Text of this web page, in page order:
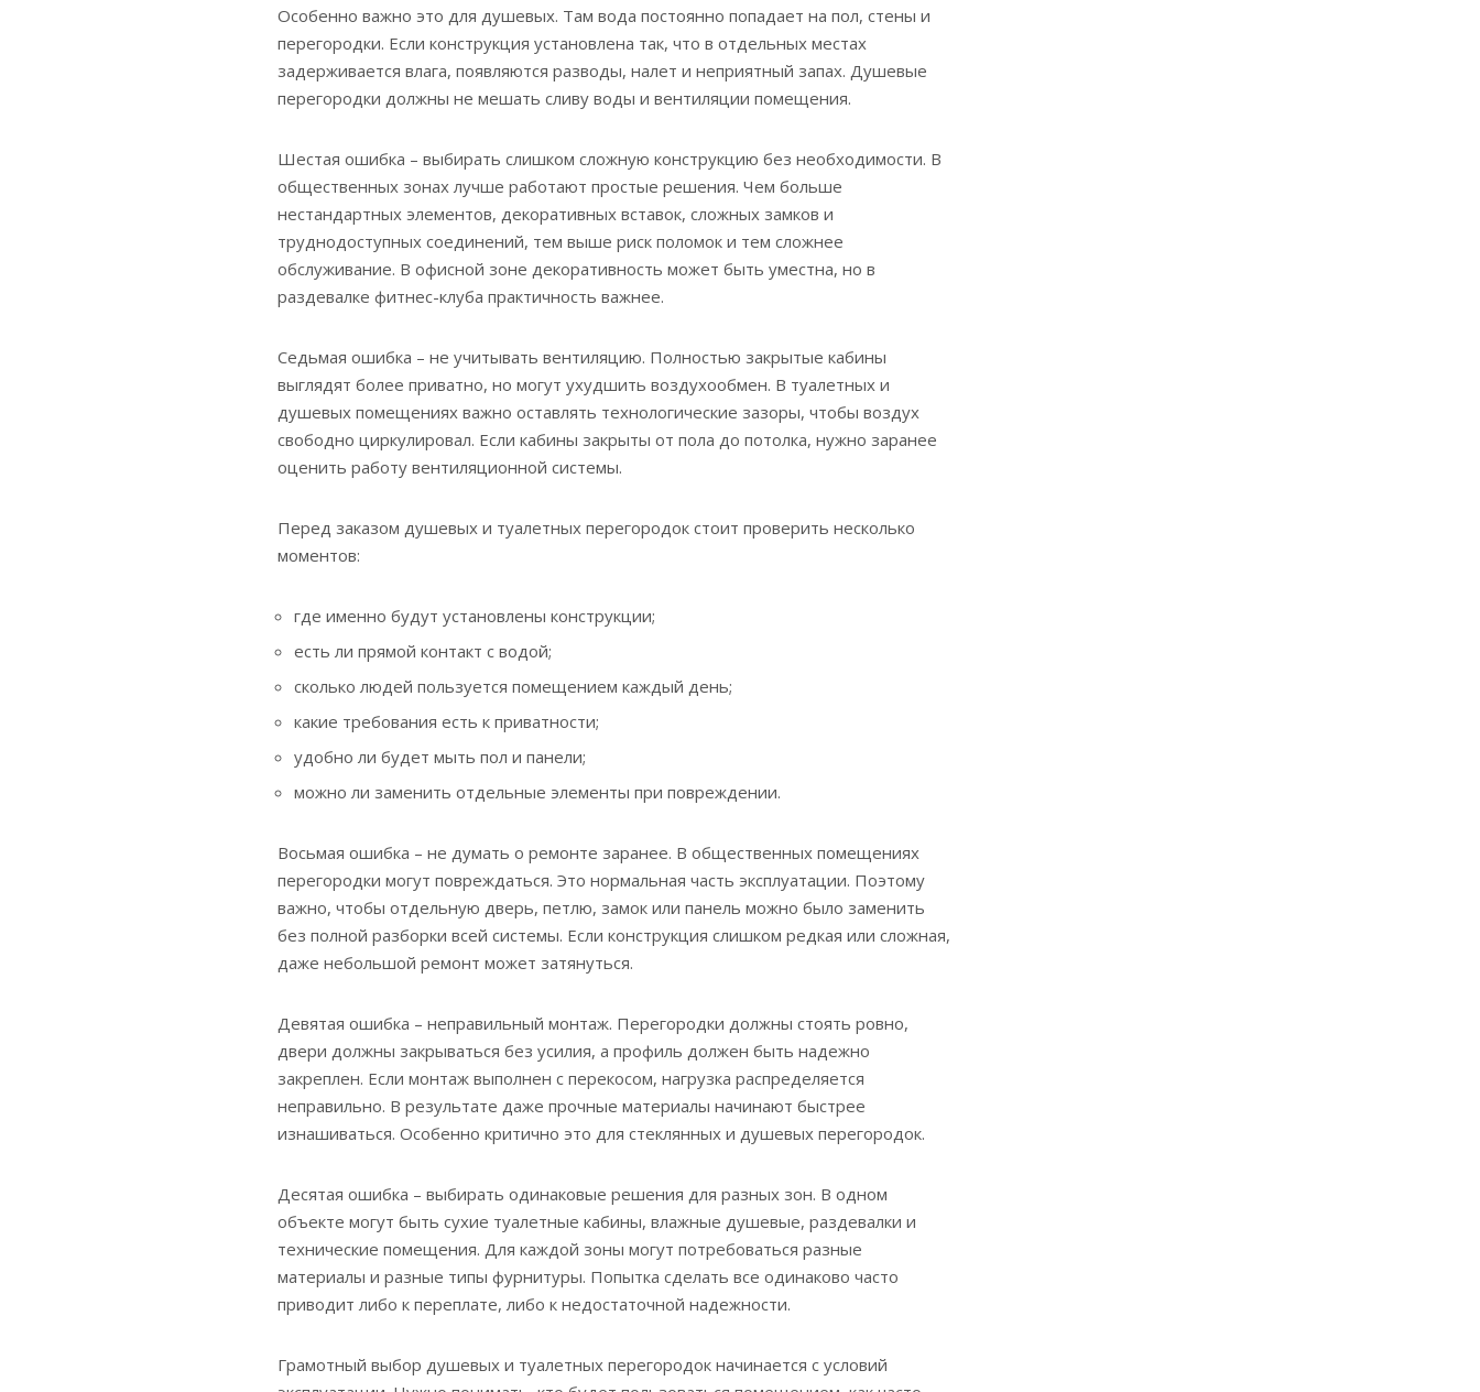
Особенно важно это для душевых. Там вода постоянно попадает на пол, стены и
перегородки. Если конструкция установлена так, что в отдельных местах
задерживается влага, появляются разводы, налет и неприятный запах. Душевые
перегородки должны не мешать сливу воды и вентиляции помещения.
Шестая ошибка – выбирать слишком сложную конструкцию без необходимости. В
общественных зонах лучше работают простые решения. Чем больше
нестандартных элементов, декоративных вставок, сложных замков и
труднодоступных соединений, тем выше риск поломок и тем сложнее
обслуживание. В офисной зоне декоративность может быть уместна, но в
раздевалке фитнес-клуба практичность важнее.
Седьмая ошибка – не учитывать вентиляцию. Полностью закрытые кабины
выглядят более приватно, но могут ухудшить воздухообмен. В туалетных и
душевых помещениях важно оставлять технологические зазоры, чтобы воздух
свободно циркулировал. Если кабины закрыты от пола до потолка, нужно заранее
оценить работу вентиляционной системы.
Перед заказом душевых и туалетных перегородок стоит проверить несколько
моментов:
где именно будут установлены конструкции;
есть ли прямой контакт с водой;
сколько людей пользуется помещением каждый день;
какие требования есть к приватности;
удобно ли будет мыть пол и панели;
можно ли заменить отдельные элементы при повреждении.
Восьмая ошибка – не думать о ремонте заранее. В общественных помещениях
перегородки могут повреждаться. Это нормальная часть эксплуатации. Поэтому
важно, чтобы отдельную дверь, петлю, замок или панель можно было заменить
без полной разборки всей системы. Если конструкция слишком редкая или сложная,
даже небольшой ремонт может затянуться.
Девятая ошибка – неправильный монтаж. Перегородки должны стоять ровно,
двери должны закрываться без усилия, а профиль должен быть надежно
закреплен. Если монтаж выполнен с перекосом, нагрузка распределяется
неправильно. В результате даже прочные материалы начинают быстрее
изнашиваться. Особенно критично это для стеклянных и душевых перегородок.
Десятая ошибка – выбирать одинаковые решения для разных зон. В одном
объекте могут быть сухие туалетные кабины, влажные душевые, раздевалки и
технические помещения. Для каждой зоны могут потребоваться разные
материалы и разные типы фурнитуры. Попытка сделать все одинаково часто
приводит либо к переплате, либо к недостаточной надежности.
Грамотный выбор душевых и туалетных перегородок начинается с условий